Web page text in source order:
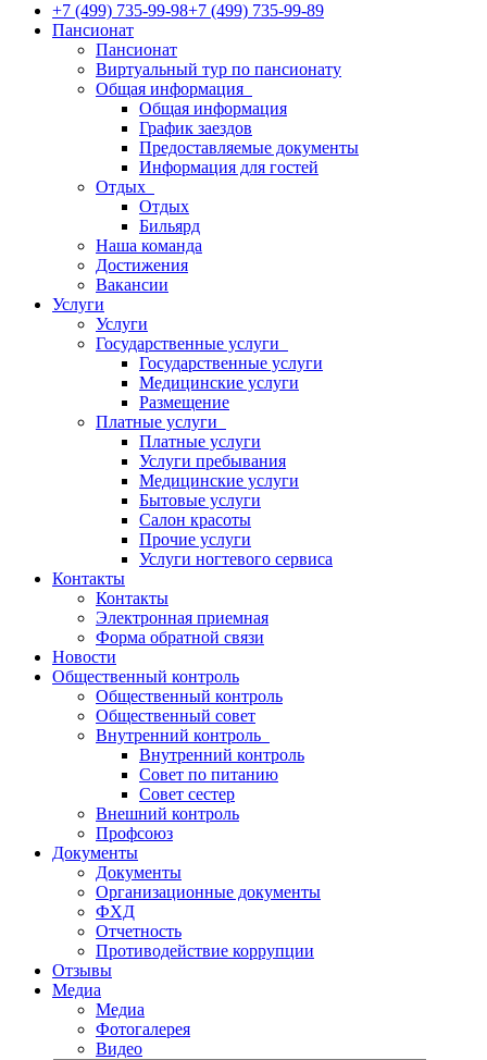
+7 (499) 735-99-98+7 (499) 735-99-89
Пансионат
Пансионат
Виртуальный тур по пансионату
Общая информация
Общая информация
График заездов
Предоставляемые документы
Информация для гостей
Отдых
Отдых
Бильярд
Наша команда
Достижения
Вакансии
Услуги
Услуги
Государственные услуги
Государственные услуги
Медицинские услуги
Размещение
Платные услуги
Платные услуги
Услуги пребывания
Медицинские услуги
Бытовые услуги
Салон красоты
Прочие услуги
Услуги ногтевого сервиса
Контакты
Контакты
Электронная приемная
Форма обратной связи
Новости
Общественный контроль
Общественный контроль
Общественный совет
Внутренний контроль
Внутренний контроль
Совет по питанию
Совет сестер
Внешний контроль
Профсоюз
Документы
Документы
Организационные документы
ФХД
Отчетность
Противодействие коррупции
Отзывы
Медиа
Медиа
Фотогалерея
Видео